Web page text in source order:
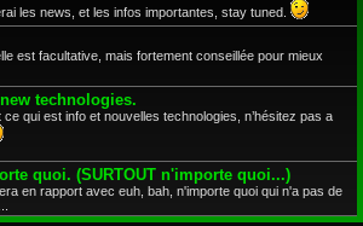
les news, et les infos importantes, stay tuned.
est facultative, mais fortement conseillée pour mieux
technologies.
qui est info et nouvelles technologies, n’hésitez pas a
quoi. (SURTOUT n'importe quoi...)
en rapport avec euh, bah, n'importe quoi qui n'a pas de